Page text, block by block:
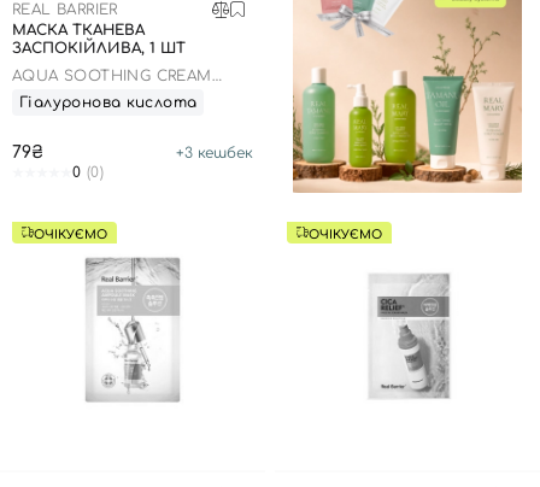
REAL BARRIER
МАСКА ТКАНЕВА
ЗАСПОКІЙЛИВА, 1 ШТ
AQUA SOOTHING CREAM
MASK
Гіалуронова кислота
79₴ +3 кешбек
0 (0)
ОЧІКУЄМО ОЧІКУЄМО